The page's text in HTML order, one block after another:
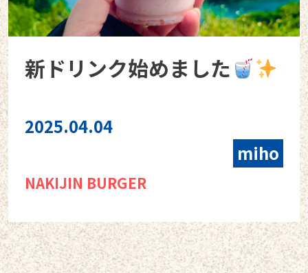
新ドリンク始めました
2025.04.04
miho
NAKIJIN BURGER